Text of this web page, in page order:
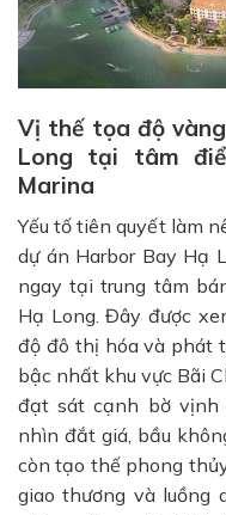
Vị thế tọa độ
Long tại tâm
Marina
Yếu tố tiên quyết làm
dự án Harbor Bay Hạ
ngay tại trung tâm
Hạ Long. Đây được
độ đô thị hóa và phát
bậc nhất khu vực Bãi
đạt sát cạnh bờ vịnh
nhìn đắt giá, bầu
còn tạo thế phong
giao thương và luồng